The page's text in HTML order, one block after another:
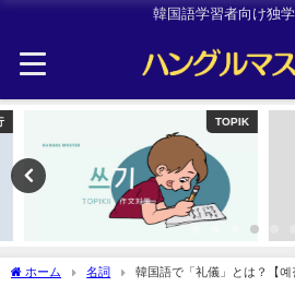
韓国語学習者向け独
TOPIK
ホーム 名詞 韓国語で「礼儀」とは？【예